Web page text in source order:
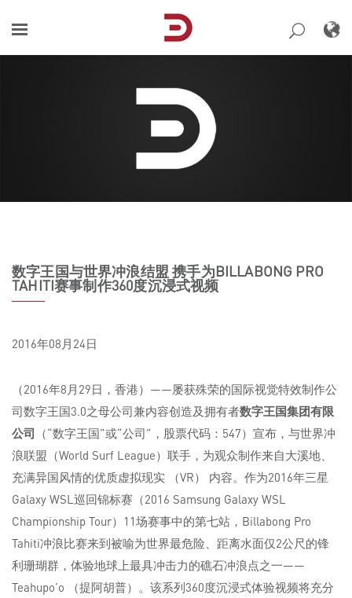
content
数字王国与世界冲浪结盟 携手为BILLABONG PRO
TAHITI赛事制作360度沉浸式视频
2016年08月24日
（2016年8月29日，香港）——屡获殊荣的国际视觉特效制作公
司数字王国3.0之母公司兼内容创造及拥有者数字王国集团有限
公司 （“数字王国”或“公司”，股票代码：547）宣布，与世界冲
浪联盟（World Surf League）联手，为观众制作来自大溪地、
充满异国风情的优质虚拟现实 （VR） 内容。作为2016年三星
Galaxy WSL巡回锦标赛（2016 Samsung Galaxy WSL
Championship Tour）11场赛事中的第七站，Billabong Pro
Tahiti冲浪比赛来到被喻为世界最危险、距离水面仅2公尺的锋
利珊瑚群，体验地球上最具冲击力的礁石冲浪点之一——
Teahupo’o （提阿胡普）。该系列360度沉浸式体验视频将充分